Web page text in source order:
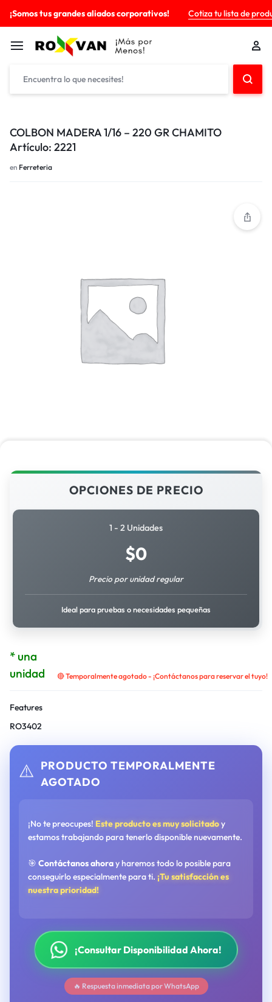
¡Somos tus grandes aliados corporativos! Cotiza tu lista de
COLBON MADERA 1/16 – 220 GR CHAMITO
Artículo: 2221
en Ferreteria
OPCIONES DE PRECIO
1 - 2 Unidades
$0
Precio por unidad regular
Ideal para pruebas o necesidades pequeñas
* una
unidad
🔴 Temporalmente agotado - ¡Contáctanos para reservar el tuyo!
Features
RO3402
⚠️ PRODUCTO TEMPORALMENTE
AGOTADO
¡No te preocupes! Este producto es muy solicitadoy
estamos trabajando para tenerlo disponible nuevamente.
🎯 Contáctanos ahoray haremos todo lo posible para
conseguirlo especialmente para ti. ¡Tu satisfacción es
nuestra prioridad!
¡Consultar Disponibilidad Ahora!
🔥 Respuesta inmediata por WhatsApp